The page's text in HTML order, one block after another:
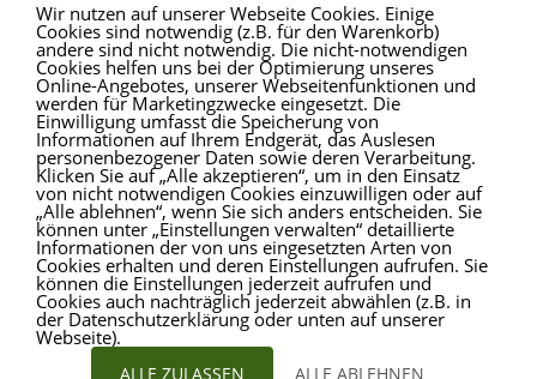
Impressum|Haftungsausschluss|Datenschutz
ProVitare Commercial
GmbH
Bahnhofstraße 1
48301 Nottuln
Telefon02509 99 49 871
Mailinfo@provitare.de
Wir nutzen auf unserer Webseite Cookies. Einige
Cookies sind notwendig (z.B. für den Warenkorb)
andere sind nicht notwendig. Die nicht-notwendigen
Cookies helfen uns bei der Optimierung unseres
Online-Angebotes, unserer Webseitenfunktionen und
werden für Marketingzwecke eingesetzt. Die
Einwilligung umfasst die Speicherung von
Informationen auf Ihrem Endgerät, das Auslesen
personenbezogener Daten sowie deren Verarbeitung.
Klicken Sie auf „Alle akzeptieren“, um in den Einsatz
von nicht notwendigen Cookies einzuwilligen oder auf
„Alle ablehnen“, wenn Sie sich anders entscheiden. Sie
können unter „Einstellungen verwalten“ detaillierte
Informationen der von uns eingesetzten Arten von
Cookies erhalten und deren Einstellungen aufrufen. Sie
können die Einstellungen jederzeit aufrufen und
Cookies auch nachträglich jederzeit abwählen (z.B. in
der Datenschutzerklärung oder unten auf unserer
Webseite).
ALLE ZULASSEN ALLE ABLEHNEN